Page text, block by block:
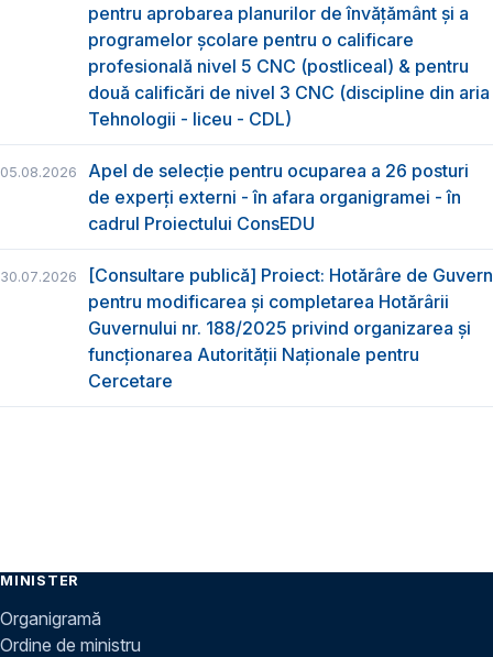
pentru aprobarea planurilor de învățământ și a
programelor școlare pentru o calificare
profesională nivel 5 CNC (postliceal) & pentru
două calificări de nivel 3 CNC (discipline din aria
Tehnologii - liceu - CDL)
05.08.2026
Apel de selecție pentru ocuparea a 26 posturi
de experți externi - în afara organigramei - în
cadrul Proiectului ConsEDU
30.07.2026
[Consultare publică] Proiect: Hotărâre de Guvern
pentru modificarea și completarea Hotărârii
Guvernului nr. 188/2025 privind organizarea şi
funcţionarea Autorităţii Naţionale pentru
Cercetare
MINISTER
Organigramă
Ordine de ministru